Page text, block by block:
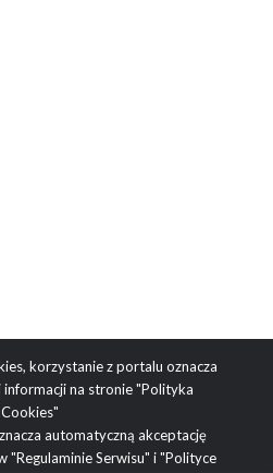
korzystanie z portalu oznacza
informacji na stronie"Polityka
Cookies"
automatyczną akceptację
"Regulaminie Serwisu" i"Polityce